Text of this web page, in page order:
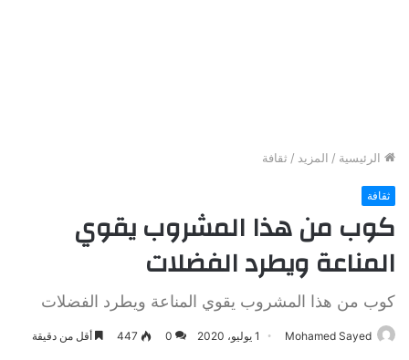
الرئيسية / المزيد / ثقافة
ثقافة
كوب من هذا المشروب يقوي
المناعة ويطرد الفضلات
كوب من هذا المشروب يقوي المناعة ويطرد الفضلات
Mohamed Sayed 1 يوليو، 2020 0
447 أقل من دقيقة